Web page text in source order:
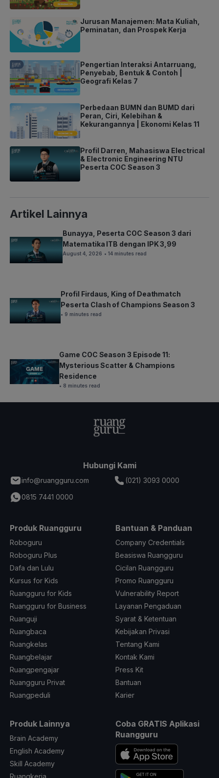
Jurusan Manajemen: Mata Kuliah,
Peminatan, dan Prospek Kerja
Pengertian Interaksi Antarruang,
Penyebab, Bentuk & Contoh |
Geografi Kelas 7
Perbedaan BUMN dan BUMD dari
Peran, Ciri, Kelebihan &
Kekurangannya | Ekonomi Kelas 11
Profil Darren, Mahasiswa Electrical
& Electronic Engineering NTU
Peserta COC Season 3
Artikel Lainnya
Bunayya, Peserta COC Season 3 dari
Matematika ITB dengan IPK 3,99
August 4, 2026 • 14 minutes read
Profil Firdaus, King of Deathmatch
Peserta Clash of Champions Season 3
• 9 minutes read
Game COC Season 3 Episode 11:
Mysterious Scatter & Champions
Residence
• 8 minutes read
Hubungi Kami
info@ruangguru.com
(021) 3093 0000
0815 7441 0000
Produk Ruangguru
Roboguru
Roboguru Plus
Dafa dan Lulu
Kursus for Kids
Ruangguru for Kids
Ruangguru for Business
Ruanguji
Ruangbaca
Ruangkelas
Ruangbelajar
Ruangpengajar
Ruangguru Privat
Ruangpeduli
Bantuan & Panduan
Company Credentials
Beasiswa Ruangguru
Cicilan Ruangguru
Promo Ruangguru
Vulnerability Report
Layanan Pengaduan
Syarat & Ketentuan
Kebijakan Privasi
Tentang Kami
Kontak Kami
Press Kit
Bantuan
Karier
Produk Lainnya
Brain Academy
English Academy
Skill Academy
Coba GRATIS Aplikasi
Ruangguru